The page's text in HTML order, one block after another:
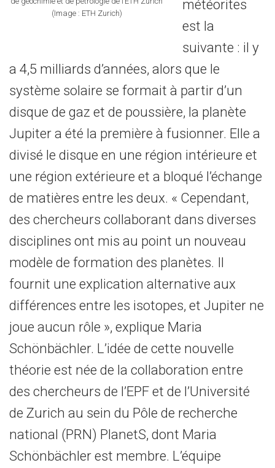
(Image : ETH Zurich)
météorites
est la
suivante : il y
a 4,5 milliards d’années, alors que le
système solaire se formait à partir d’un
disque de gaz et de poussière, la planète
Jupiter a été la première à fusionner. Elle a
divisé le disque en une région intérieure et
une région extérieure et a bloqué l’échange
de matières entre les deux. « Cependant,
des chercheurs collaborant dans diverses
disciplines ont mis au point un nouveau
modèle de formation des planètes. Il
fournit une explication alternative aux
différences entre les isotopes, et Jupiter ne
joue aucun rôle », explique Maria
Schönbächler. L’idée de cette nouvelle
théorie est née de la collaboration entre
des chercheurs de l’EPF et de l’Université
de Zurich au sein du Pôle de recherche
national (PRN) PlanetS, dont Maria
Schönbächler est membre. L’équipe